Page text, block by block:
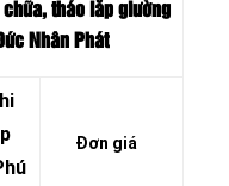
tháo lắp giường
Nhân Phát
Đơn giá